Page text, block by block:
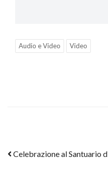
Audio e Video Video
Post
Celebrazione al Santuario